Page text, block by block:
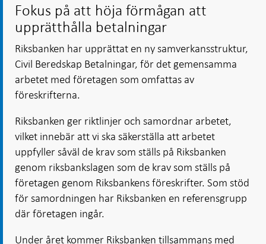
Fokus på att höja förmågan att
upprätthålla betalningar
Riksbanken har upprättat en ny samverkansstruktur,
Civil Beredskap Betalningar, för det gemensamma
arbetet med företagen som omfattas av
föreskrifterna.
Riksbanken ger riktlinjer och samordnar arbetet,
vilket innebär att vi ska säkerställa att arbetet
uppfyller såväl de krav som ställs på Riksbanken
genom riksbankslagen som de krav som ställs på
företagen genom Riksbankens föreskrifter. Som stöd
för samordningen har Riksbanken en referensgrupp
där företagen ingår.
Under året kommer Riksbanken tillsammans med